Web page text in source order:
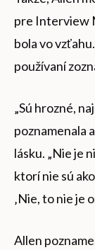
pre Interview
bola vo
používaní
„Sú hrozné,
poznamenala
lásku. „Nie je
ktorí nie sú
‚Nie, to nie je
Allen